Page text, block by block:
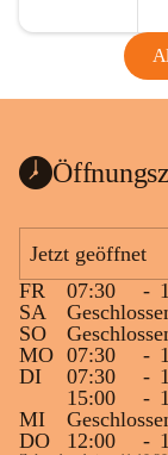
Jetzt geöffnet
FR
07:30 -
SA
SO
MO 07:30 -
DI
07:30 -
15:00
-
MI
DO
12:00 -